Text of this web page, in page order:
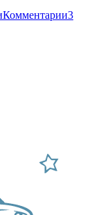
Комментарии3